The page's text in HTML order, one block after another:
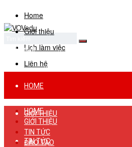
Home
Giới thiệu
Lịch làm việc
Liên hệ
No Result
View All Result
HOME
GIỚI THIỆU
TIN TỨC
HOME
GIỚI THIỆU
TIN TỨC
ĐÀO TẠO